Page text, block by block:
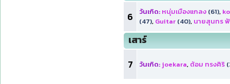
6
วันเกิด: หนุ่มเมืองแกลง (61),
(47), Guitar (40), นายสุนทร
เสาร์
7
วันเกิด: joekara, ต้อม ทรงศิริ